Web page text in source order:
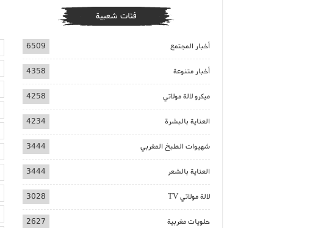
فئات شعبية
أخبار المجتمع 6509
أخبار متنوعة 4358
ميكرو لالة مولاتي 4258
العناية بالبشرة 4234
شهيوات الطبخ المغربي 3444
العناية بالشعر 3444
لالة مولاتي TV 3028
حلويات مغربية 2627